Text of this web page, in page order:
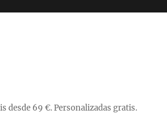
desde 69 €. Personalizadas gratis.